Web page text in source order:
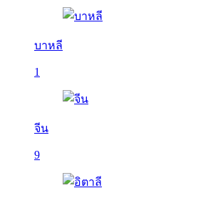
บาหลี
1
จีน
9